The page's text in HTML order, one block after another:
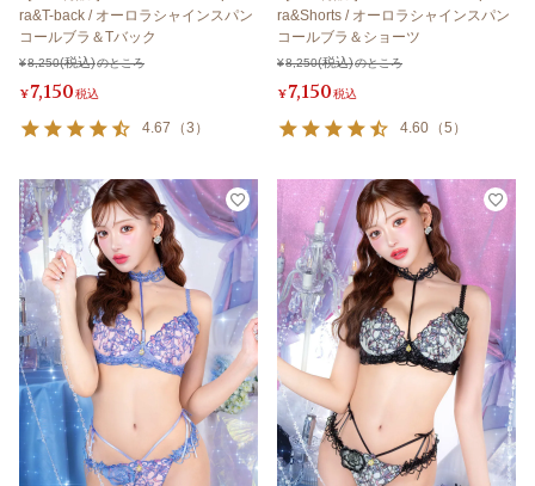
ra&T-back / オーロラシャインスパン
コールブラ＆Tバック
¥8,250 のところ
¥7,150税込
4.67 （3 ）
ra&Shorts / オーロラシャインスパン
コールブラ＆ショーツ
¥8,250 のところ
¥7,150税込
4.60 （5 ）